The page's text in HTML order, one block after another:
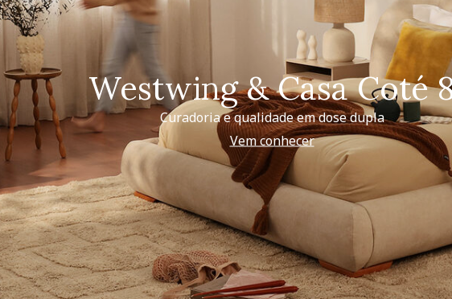
Westwing & Casa Coté
Curadoria e qualidade em dose dupla
Vem conhecer